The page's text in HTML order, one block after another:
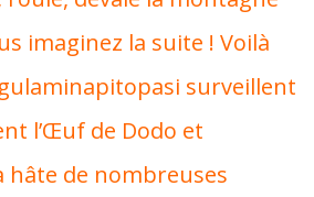
imaginez la suite ! Voilà
surveillent
l’Œuf de Dodo et
hâte de nombreuses